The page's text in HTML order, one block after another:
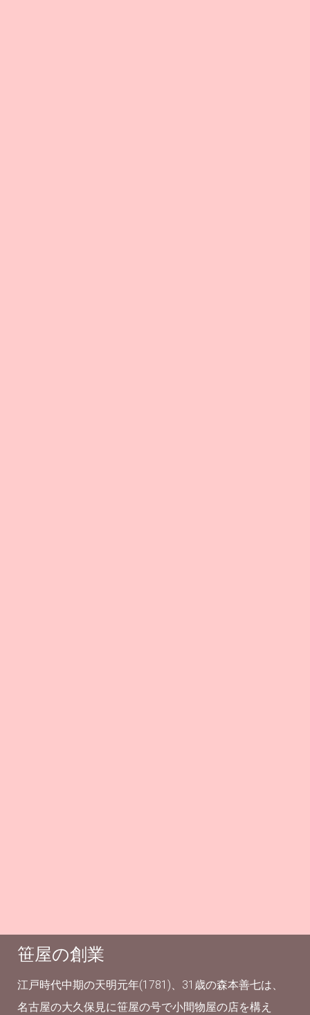
笹屋の創業
江戸時代中期の天明元年(1781)、31歳の森本善七は、
名古屋の大久保見に笹屋の号で小間物屋の店を構え